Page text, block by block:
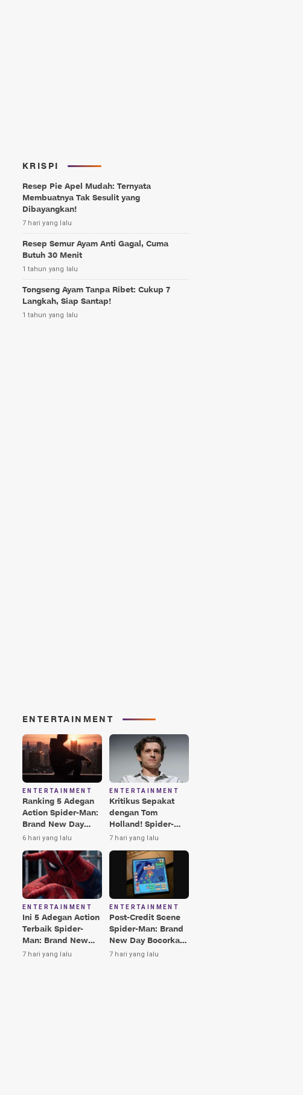
KRISPI
Resep Pie Apel Mudah: Ternyata
Membuatnya Tak Sesulit yang
Dibayangkan!
7 hari yang lalu
Resep Semur Ayam Anti Gagal, Cuma
Butuh 30 Menit
1 tahun yang lalu
Tongseng Ayam Tanpa Ribet: Cukup 7
Langkah, Siap Santap!
1 tahun yang lalu
ENTERTAINMENT
ENTERTAINMENT
Ranking 5 Adegan
Action Spider-Man:
Brand New Day
Terbaik, Nomor 3
6 hari yang lalu
ENTERTAINMENT
Kritikus Sepakat
dengan Tom
Holland! Spider-
Man: Brand New
Terbaik Era MCU
7 hari yang lalu
ENTERTAINMENT
Ini 5 Adegan Action
Terbaik Spider-
Man: Brand New
Day, Ada Hulk vs
7 hari yang lalu
ENTERTAINMENT
Post-Credit Scene
Spider-Man: Brand
New Day Bocorkan
Lokasi Peter di Luar
7 hari yang lalu